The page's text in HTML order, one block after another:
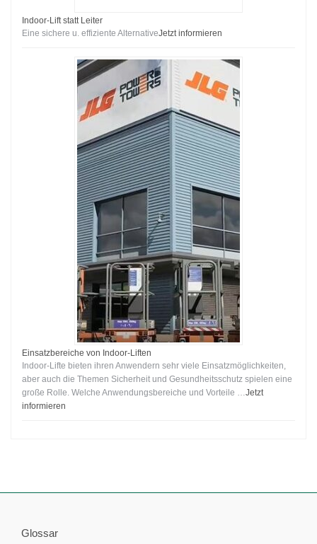
Indoor-Lift statt Leiter
Eine sichere u. effiziente AlternativeJetzt informieren
Einsatzbereiche von Indoor-Liften
Indoor-Lifte bieten ihren Anwendern sehr viele Einsatzmöglichkeiten,
aber auch die Themen Sicherheit und Gesundheitsschutz spielen eine
große Rolle. Welche Anwendungsbereiche und Vorteile … Jetzt
informieren
Glossar